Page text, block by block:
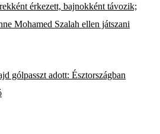
érkezett, bajnokként távozik;
Mohamed Szalah ellen játszani
gólpasszt adott: Észtországban